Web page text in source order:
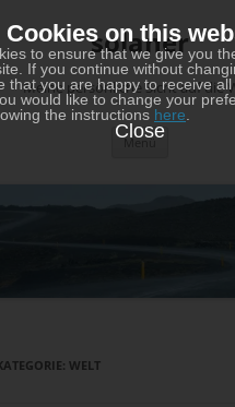
Cookies on this
to ensure that we give you
If you continue without
that you are happy to receive
would like to change your
the instructions here
Close
solaner
Meine persönliche Sicht auf die
Menü
WELT